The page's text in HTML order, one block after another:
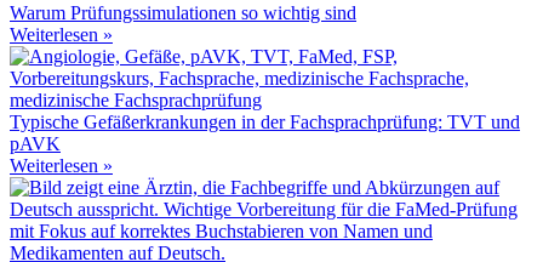
Warum Prüfungssimulationen so wichtig sind
Weiterlesen »
Typische Gefäßerkrankungen in der Fachsprachprüfung: TVT und
pAVK
Weiterlesen »